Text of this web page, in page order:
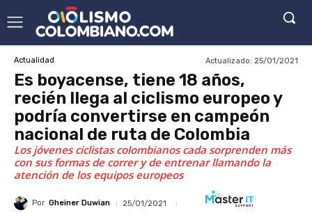
Actualidad Actualizado: 25/01/2021
Es boyacense, tiene 18 años,
recién llega al ciclismo europeo y
podría convertirse en campeón
nacional de ruta de Colombia
Los jóvenes ciclistas colombianos cada sorprenden más
con sus formas de correr y de entrenar llamando la
atención de los equipos europeos
Por Gheiner Duwian 25/01/2021